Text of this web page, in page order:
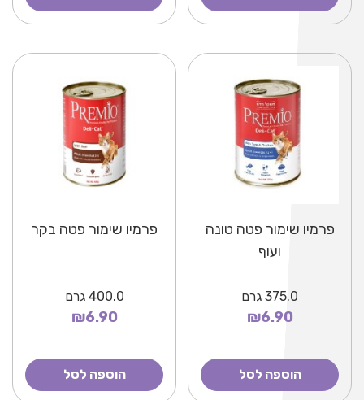
פרמיו שימור פטה טונה
ועוף
375.0 גרם
₪6.90
הוספה לסל
פרמיו שימור פטה בקר
400.0 גרם
₪6.90
הוספה לסל